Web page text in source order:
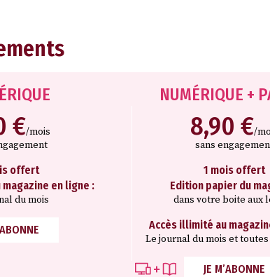
€/mois
offert
en ligne :
du mois
NUMÉRIQUE +
8,90 €/
sans
1 mois offert
Edition papier du
dans votre boite aux
Accès illimité au
Le journal du mois et
JE M’ABONNE